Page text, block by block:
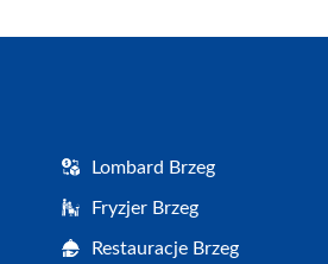
Lombard Brzeg
Fryzjer Brzeg
Restauracje Brzeg